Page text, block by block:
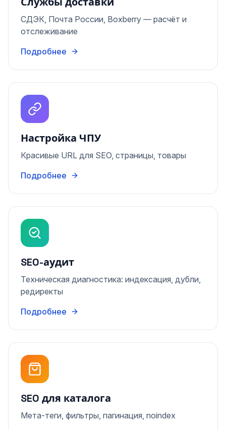
СДЭК, Почта России, Boxberry — расчёт и
отслеживание
Подробнее
Настройка ЧПУ
Красивые URL для SEO, страницы, товары
Подробнее
SEO-аудит
Техническая диагностика: индексация, дубли,
редиректы
Подробнее
SEO для каталога
Мета-теги, фильтры, пагинация, noindex